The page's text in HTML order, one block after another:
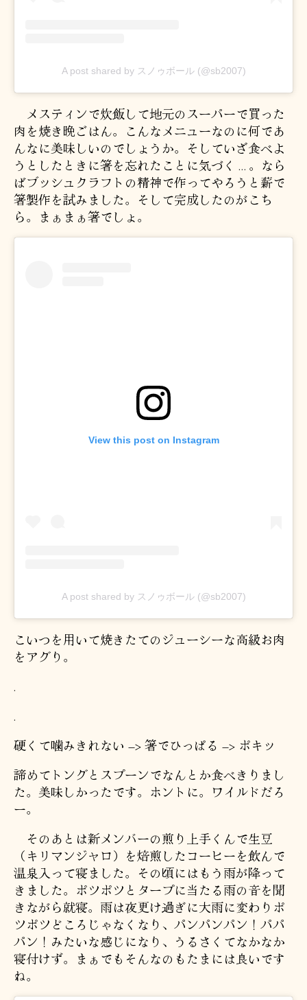
A post shared by スノゥボール (@sb2007)
メスティンで炊飯して地元のスーパーで買った
肉を焼き晩ごはん。こんなメニューなのに何であ
んなに美味しいのでしょうか。そしていざ食べよ
うとしたときに箸を忘れたことに気づく…。なら
ばブッシュクラフトの精神で作ってやろうと薪で
箸製作を試みました。そして完成したのがこち
ら。まぁまぁ箸でしょ。
View this post on Instagram
A post shared by スノゥボール (@sb2007)
こいつを用いて焼きたてのジューシーな高級お肉
をアグり。
.
.
硬くて噛みきれない –> 箸でひっぱる –> ポキッ
諦めてトングとスプーンでなんとか食べきりまし
た。美味しかったです。ホントに。ワイルドだろ
ー。
そのあとは新メンバーの煎り上手くんで生豆
（キリマンジャロ）を焙煎したコーヒーを飲んで
温泉入って寝ました。その頃にはもう雨が降って
きました。ポツポツとタープに当たる雨の音を聞
きながら就寝。雨は夜更け過ぎに大雨に変わりポ
ツポツどころじゃなくなり、パンパンパン！パパ
パン！みたいな感じになり、うるさくてなかなか
寝付けず。まぁでもそんなのもたまには良いです
ね。